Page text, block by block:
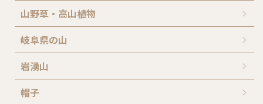
山野草・高山植物
岐阜県の山
岩湧山
帽子